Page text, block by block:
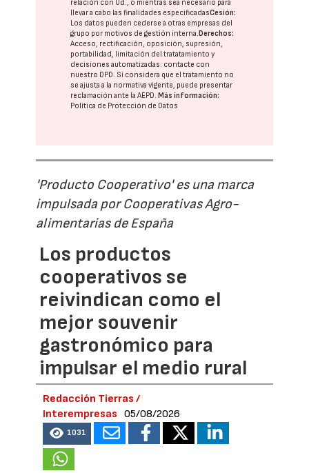
relación con Ud., o mientras sea necesario para
llevar a cabo las finalidades especificadasCesión:
Los datos pueden cederse a otras empresas del
grupo por motivos de gestión interna. Derechos:
Acceso, rectificación, oposición, supresión,
portabilidad, limitación del tratatamiento y
decisiones automatizadas: contacte con
nuestro DPD. Si considera que el tratamiento no
se ajusta a la normativa vigente, puede presentar
reclamación ante laAEPD. Más información:
Política de Protección de Datos
'Producto Cooperativo' es una marca
impulsada por Cooperativas Agro-
alimentarias de España
Los productos
cooperativos se
reivindican como el
mejor souvenir
gastronómico para
impulsar el medio rural
Redacción Tierras /
Interempresas
05/08/2026
1031